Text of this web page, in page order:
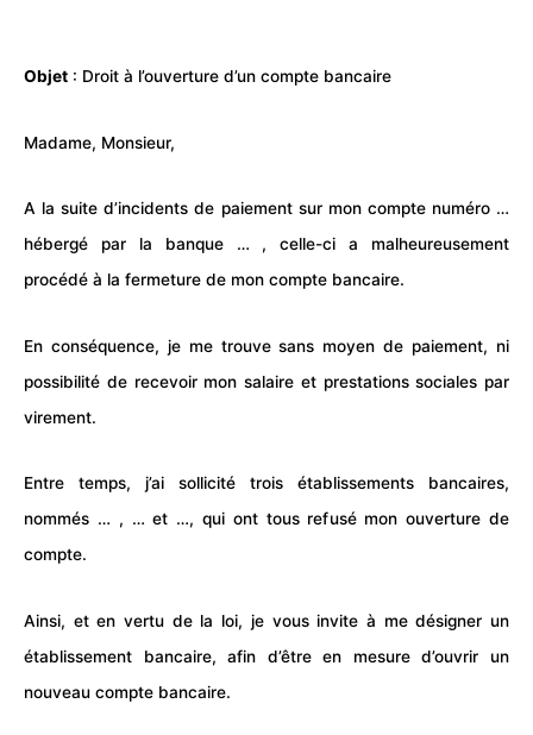
Objet : Droit à l’ouverture d’un compte bancaire
Madame, Monsieur,
A la suite d’incidents de paiement sur mon compte numéro …
hébergé par la banque … , celle-ci a malheureusement
procédé à la fermeture de mon compte bancaire.
En conséquence, je me trouve sans moyen de paiement, ni
possibilité de recevoir mon salaire et prestations sociales par
virement.
Entre temps, j’ai sollicité trois établissements bancaires,
nommés … , … et …, qui ont tous refusé mon ouverture de
compte.
Ainsi, et en vertu de la loi, je vous invite à me désigner un
établissement bancaire, afin d’être en mesure d’ouvrir un
nouveau compte bancaire.